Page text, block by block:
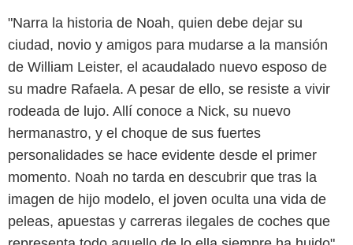
"Narra la historia de Noah, quien debe dejar su
ciudad, novio y amigos para mudarse a la mansión
de William Leister, el acaudalado nuevo esposo de
su madre Rafaela. A pesar de ello, se resiste a vivir
rodeada de lujo. Allí conoce a Nick, su nuevo
hermanastro, y el choque de sus fuertes
personalidades se hace evidente desde el primer
momento. Noah no tarda en descubrir que tras la
imagen de hijo modelo, el joven oculta una vida de
peleas, apuestas y carreras ilegales de coches que
Prime Video